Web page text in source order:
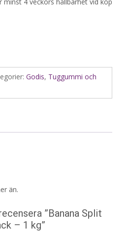
Godis, Tuggummi och
än.
”Banana Split
– 1 kg”